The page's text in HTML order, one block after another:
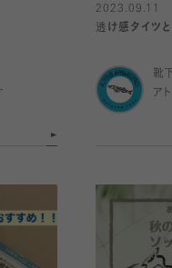
2023.09.11
透け感タイツ
靴
ア